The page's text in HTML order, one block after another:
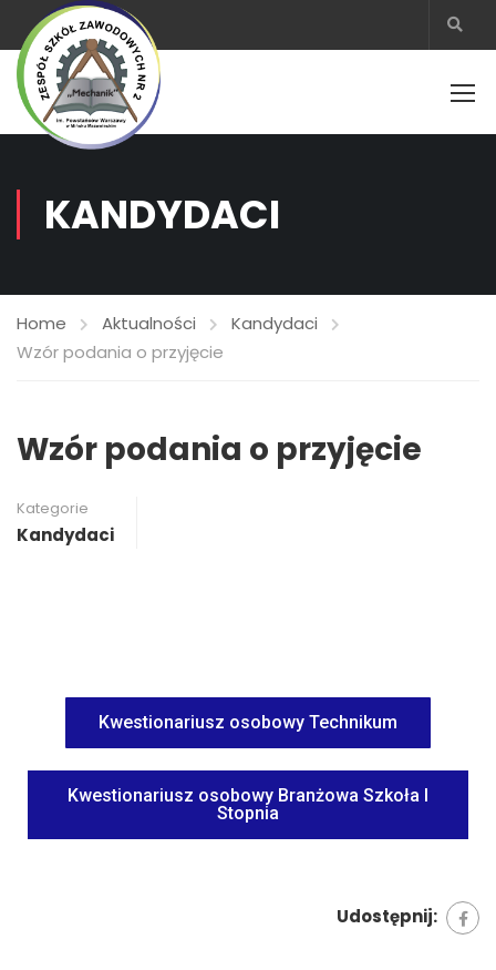
KANDYDACI
Home Aktualności
Kandydaci
Wzór podania o przyjęcie
Wzór podania o przyjęcie
Kategorie
Kandydaci
Kwestionariusz osobowy Technikum
Kwestionariusz osobowy Branżowa Szkoła I
Stopnia
Udostępnij: